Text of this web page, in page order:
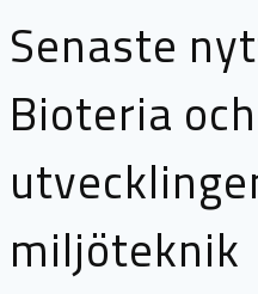
Senaste
Bioteria och
miljöteknik